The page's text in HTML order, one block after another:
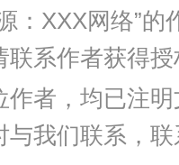
：XXX网络”
系作者获得
者，均已注
我们联系，